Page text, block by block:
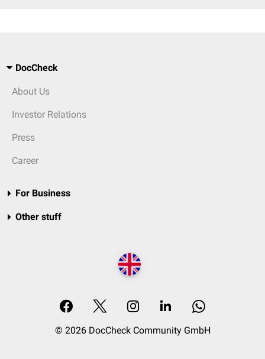
DocCheck
About Us
Investor Relations
Press
Career
For Business
Other stuff
© 2026 DocCheck Community GmbH